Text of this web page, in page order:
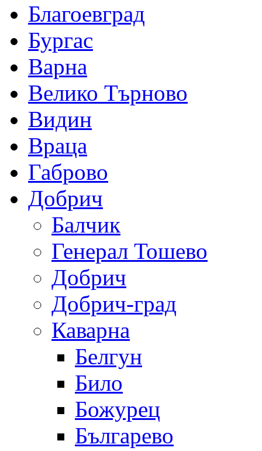
Благоевград
Бургас
Варна
Велико Търново
Видин
Враца
Габрово
Добрич
Балчик
Генерал Тошево
Добрич
Добрич-град
Каварна
Белгун
Било
Божурец
Българево